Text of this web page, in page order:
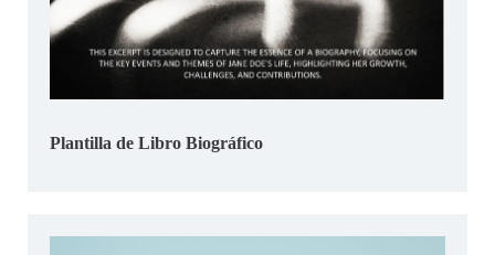
Plantilla de Libro Biográfico